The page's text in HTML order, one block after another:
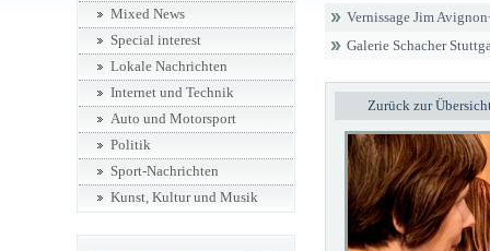
Vernissage Jim
Galerie Schacher
Zurück zur
Mixed News
Special interest
Lokale Nachrichten
Internet und Technik
Auto und Motorsport
Politik
Sport-Nachrichten
Kunst, Kultur und Musik